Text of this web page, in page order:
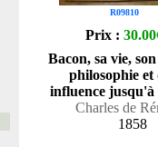
R09810
Prix :
Bacon, sa vie,
philosophie et
influence jusqu'à
Charles de
1858